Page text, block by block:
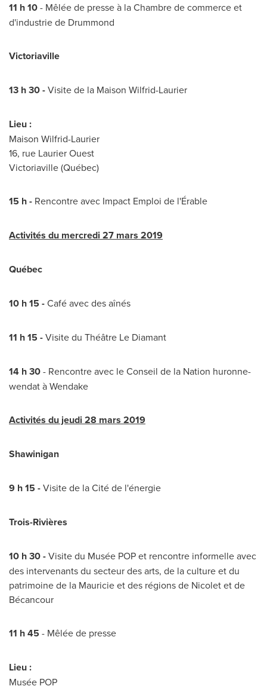
11 h 10- Mêlée de presse à laChambre decommerce et
d'industrie de Drummond
Victoriaville
13 h 30 -Visite de la Maison Wilfrid-Laurier
Lieu :
Maison Wilfrid-Laurier
16, rue Laurier Ouest
Victoriaville(Québec)
15 h - Rencontre avec Impact Emploi de l'Érable
Activités du mercredi 27 mars 2019
Québec
10 h 15 -Café avec des aînés
11 h 15 -Visite du Théâtre Le Diamant
14 h 30- Rencontre avec leConseil de la Nation huronne-
wendat àWendake
Activités du jeudi 28 mars 2019
Shawinigan
9 h 15 -Visite de la Cité de l'énergie
Trois-Rivières
10 h 30 -Visite du Musée POP et rencontre informelle avec
des intervenants du secteur des arts, de la culture et du
patrimoine de la Mauricie et des régions de Nicoletet de
Bécancour
11 h 45 - Mêlée de presse
Lieu :
Musée POP